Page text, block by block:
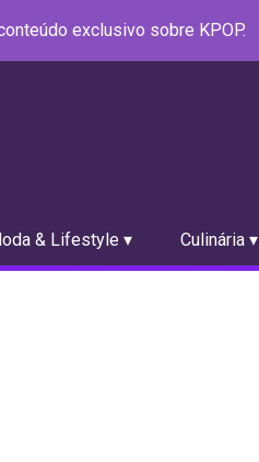
exclusivo sobre KPOP.
& Lifestyle ▾ Culinária ▾